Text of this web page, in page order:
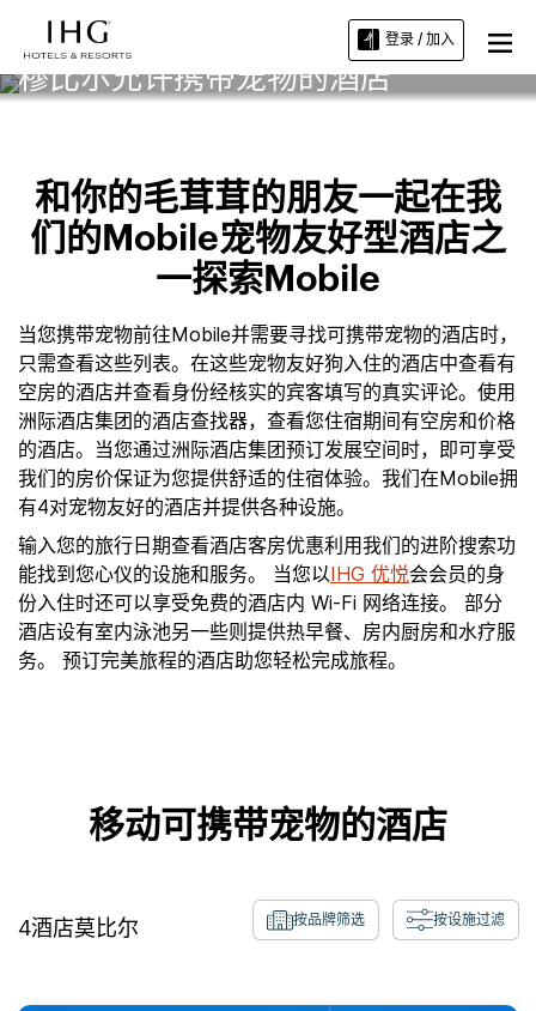
登录 / 加入
穆比尔允许携带宠物的酒店
和你的毛茸茸的朋友一起在我
们的Mobile宠物友好型酒店之
一探索Mobile
当您携带宠物前往Mobile并需要寻找可携带宠物的酒店时，
只需查看这些列表。在这些宠物友好狗入住的酒店中查看有
空房的酒店并查看身份经核实的宾客填写的真实评论。使用
洲际酒店集团的酒店查找器，查看您住宿期间有空房和价格
的酒店。当您通过洲际酒店集团预订发展空间时，即可享受
我们的房价保证为您提供舒适的住宿体验。我们在Mobile拥
有4对宠物友好的酒店并提供各种设施。
输入您的旅行日期查看酒店客房优惠利用我们的进阶搜索功
能找到您心仪的设施和服务。 当您以IHG 优悦会会员的身
份入住时还可以享受免费的酒店内 Wi-Fi 网络连接。 部分
酒店设有室内泳池另一些则提供热早餐、房内厨房和水疗服
务。 预订完美旅程的酒店助您轻松完成旅程。
移动可携带宠物的酒店
4酒店莫比尔 按品牌筛选 按设施过滤